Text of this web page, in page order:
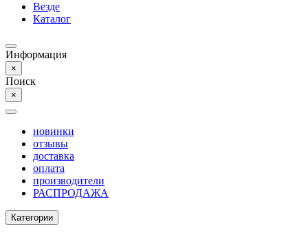
Везде
Каталог
Информация
×
Поиск
×
новинки
отзывы
доставка
оплата
производители
РАСПРОДАЖА
Категории